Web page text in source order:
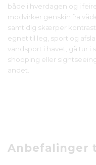
både i hverdagen og i
modvirker genskin fra
samtidig skærper
egnet til leg, sport og
vandsport i havet, gå tur i
shopping eller
andet.
Anbefalinger